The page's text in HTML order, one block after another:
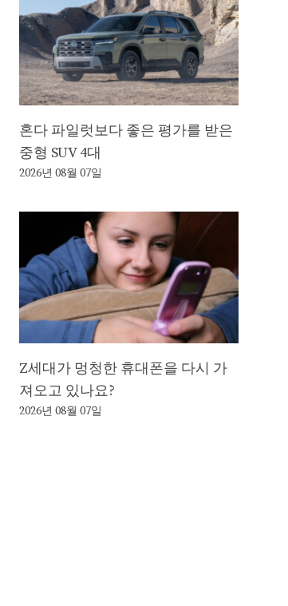
혼다 파일럿보다 좋은 평가를 받은
중형 SUV 4대
2026년 08월 07일
Z세대가 멍청한 휴대폰을 다시 가
져오고 있나요?
2026년 08월 07일